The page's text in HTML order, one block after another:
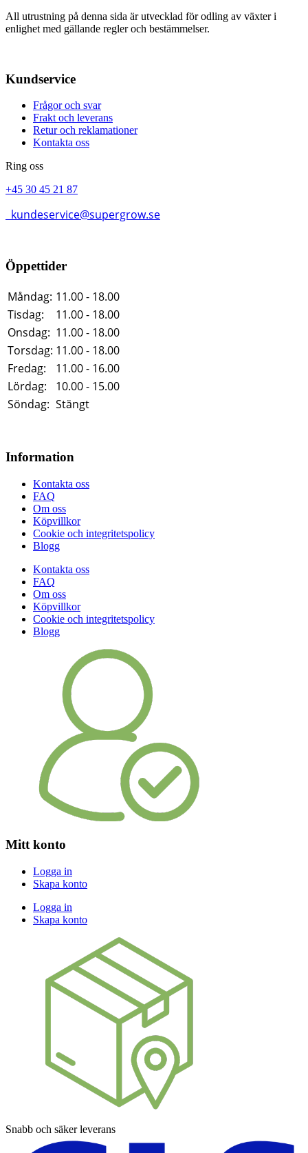
All utrustning på denna sida är utvecklad för odling av växter i
enlighet med gällande regler och bestämmelser.
Kundservice
Frågor och svar
Frakt och leverans
Retur och reklamationer
Kontakta oss
Ring oss
+45 30 45 21 87
kundeservice@supergrow.se
Öppettider
Måndag: 11.00 - 18.00
Tisdag:
11.00 - 18.00
Onsdag: 11.00 - 18.00
Torsdag: 11.00 - 18.00
Fredag:
11.00 - 16.00
Lördag:
10.00 - 15.00
Söndag: Stängt
Information
Kontakta oss
FAQ
Om oss
Köpvillkor
Cookie och integritetspolicy
Blogg
Kontakta oss
FAQ
Om oss
Köpvillkor
Cookie och integritetspolicy
Blogg
Mitt konto
Logga in
Skapa konto
Logga in
Skapa konto
Snabb och säker leverans